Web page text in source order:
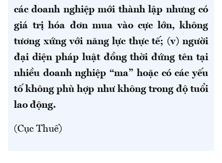
các doanh nghiệp mới thành lập nhưng có
giá trị hóa đơn mua vào cực lớn, không
tương xứng với năng lực thực tế; (v) người
đại diện pháp luật đồng thời đứng tên tại
nhiều doanh nghiệp “ma” hoặc có các yếu
tố không phù hợp như không trong độ tuổi
lao động.
(Cục Thuế)